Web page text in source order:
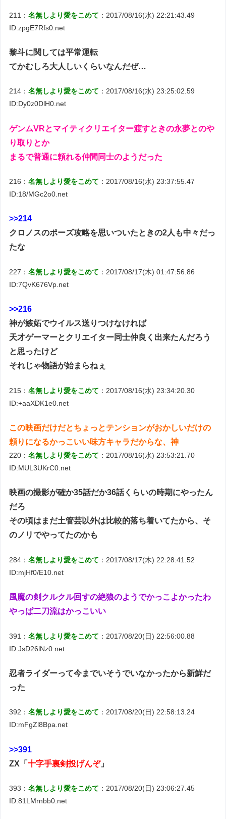
211：名無しより愛をこめて ：2017/08/16(水) 22:21:43.49
ID:zpgE7Rfs0.net
黎斗に関しては平常運転
てかむしろ大人しいくらいなんだぜ…
214：名無しより愛をこめて ：2017/08/16(水) 23:25:02.59
ID:Dy0z0DlH0.net
ゲンムVRとマイティクリエイター渡すときの永夢とのや
り取りとか
まるで普通に頼れる仲間同士のようだった
216：名無しより愛をこめて ：2017/08/16(水) 23:37:55.47
ID:18/MGc2o0.net
>>214
クロノスのポーズ攻略を思いついたときの2人も中々だっ
たな
227：名無しより愛をこめて ：2017/08/17(木) 01:47:56.86
ID:7QvK676Vp.net
>>216
神が嫉妬でウイルス送りつけなければ
天才ゲーマーとクリエイター同士仲良く出来たんだろう
と思ったけど
それじゃ物語が始まらねぇ
215：名無しより愛をこめて ：2017/08/16(水) 23:34:20.30
ID:+aaXDK1e0.net
この映画だけだとちょっとテンションがおかしいだけの
頼りになるかっこいい味方キャラだからな、神
220：名無しより愛をこめて ：2017/08/16(水) 23:53:21.70
ID:MUL3UKrC0.net
映画の撮影が確か35話だか36話くらいの時期にやったん
だろ
その頃はまだ土管芸以外は比較的落ち着いてたから、そ
のノリでやってたのかも
284：名無しより愛をこめて ：2017/08/17(木) 22:28:41.52
ID:mjHf0/E10.net
風魔の剣クルクル回すの絶狼のようでかっこよかったわ
やっぱ二刀流はかっこいい
391：名無しより愛をこめて ：2017/08/20(日) 22:56:00.88
ID:JsD26lNz0.net
忍者ライダーって今までいそうでいなかったから新鮮だ
った
392：名無しより愛をこめて ：2017/08/20(日) 22:58:13.24
ID:mFgZl8Bpa.net
>>391
ZX「十字手裏剣投げんぞ」
393：名無しより愛をこめて ：2017/08/20(日) 23:06:27.45
ID:81LMrnbb0.net